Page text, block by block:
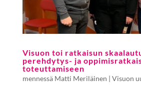
Visuon toi ratkaisun
perehdytys- ja
toteuttamiseen
mennessä Matti Meriläinen | Visuon